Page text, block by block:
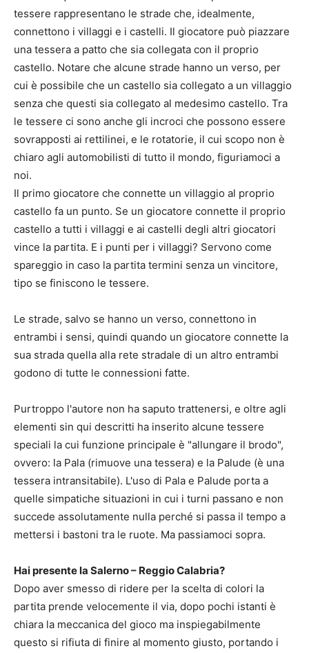
tessere rappresentano le strade che, idealmente,
connettono i villaggi e i castelli. Il giocatore può piazzare
una tessera a patto che sia collegata con il proprio
castello. Notare che alcune strade hanno un verso, per
cui è possibile che un castello sia collegato a un villaggio
senza che questi sia collegato al medesimo castello. Tra
le tessere ci sono anche gli incroci che possono essere
sovrapposti ai rettilinei, e le rotatorie, il cui scopo non è
chiaro agli automobilisti di tutto il mondo, figuriamoci a
noi.
Il primo giocatore che connette un villaggio al proprio
castello fa un punto. Se un giocatore connette il proprio
castello a tutti i villaggi e ai castelli degli altri giocatori
vince la partita. E i punti per i villaggi? Servono come
spareggio in caso la partita termini senza un vincitore,
tipo se finiscono le tessere.
Le strade, salvo se hanno un verso, connettono in
entrambi i sensi, quindi quando un giocatore connette la
sua strada quella alla rete stradale di un altro entrambi
godono di tutte le connessioni fatte.
Purtroppo l'autore non ha saputo trattenersi, e oltre agli
elementi sin qui descritti ha inserito alcune tessere
speciali la cui funzione principale è "allungare il brodo",
ovvero: la Pala (rimuove una tessera) e la Palude (è una
tessera intransitabile). L'uso di Pala e Palude porta a
quelle simpatiche situazioni in cui i turni passano e non
succede assolutamente nulla perché si passa il tempo a
mettersi i bastoni tra le ruote. Ma passiamoci sopra.
Hai presente la Salerno – Reggio Calabria?
Dopo aver smesso di ridere per la scelta di colori la
partita prende velocemente il via, dopo pochi istanti è
chiara la meccanica del gioco ma inspiegabilmente
questo si rifiuta di finire al momento giusto, portando i